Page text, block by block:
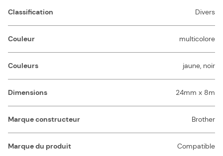
Classification Divers
Couleur multicolore
Couleurs jaune, noir
Dimensions 24mm x 8m
Marque constructeur Brother
Marque du produit Compatible